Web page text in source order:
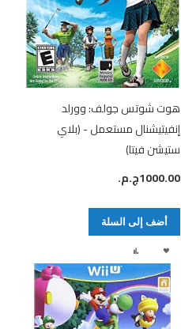
هوت شوتس جولف: وورلد
إنفيتيشنال مستعمل - (بلاي
ستيشن فيتا)
1000.00ج.م.‏
أضف إلى السلة
أضف
لقائمة
الرغبات
إلى
المقارنة